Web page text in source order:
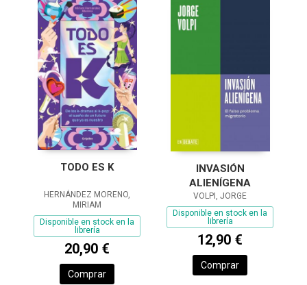
TODO ES K
HERNÁNDEZ MORENO,
MIRIAM
Disponible en stock en la
librería
20,90 €
Comprar
INVASIÓN
ALIENÍGENA
VOLPI, JORGE
Disponible en stock en la
librería
12,90 €
Comprar